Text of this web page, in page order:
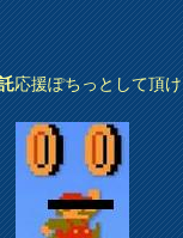
応援ぽちっとして頂